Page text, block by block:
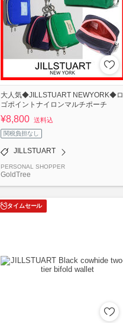
大人気◆JILLSTUART NEWYORK◆ロ
ゴポイントナイロンマルチポーチ
¥8,800 送料込
関税負担なし
JILLSTUART
PERSONAL SHOPPER
GoldTree
タイムセール